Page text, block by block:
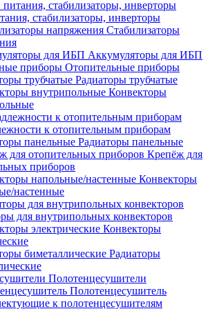
стабилизаторы, инверторы
Стабилизаторы
Аккумуляторы для ИБП
Отопительные приборы
Радиаторы трубчатые
Конвекторы
к отопительным приборам
Радиаторы панельные
Крепёж для
приборов
Конвекторы
настенные
для внутрипольных конвекторов
Конвекторы
Радиаторы
Полотенцесушители
Полотенцесушитель